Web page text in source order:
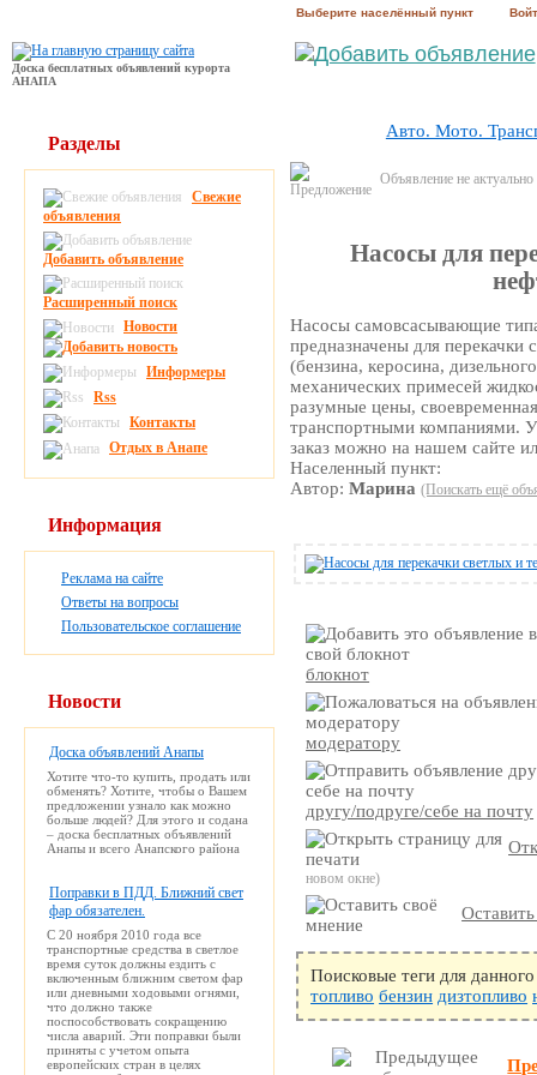
Выберите населённый пункт
Доска бесплатных объявлений курорта
АНАПА
Авто. Мото.
Объявление не
Насосы для
Насосы самовсасывающие
предназначены для
(бензина, керосина,
механических примесей
разумные цены,
транспортными компаниями.
заказ можно на нашем сайте
Населенный пункт:
Автор:Марина (Поискать ещё
блокнот
модератору
другу/подруге/себе на почту
новом окне)
Поисковые теги для
топливо бензин дизтопливо
Разделы
Свежие
объявления
Добавить объявление
Расширенный поиск
Новости
Информеры
Rss
Контакты
Отдых в Анапе
Информация
Реклама на сайте
Ответы на вопросы
Пользовательское соглашение
Новости
Доска объявлений Анапы
Хотите что-то купить, продать или
обменять? Хотите, чтобы о Вашем
предложении узнало как можно
больше людей? Для этого и содана
– доска бесплатных объявлений
Анапы и всего Анапского района
Поправки в ПДД. Ближний свет
фар обязателен.
С 20 ноября 2010 года все
транспортные средства в светлое
время суток должны ездить с
включенным ближним светом фар
или дневными ходовыми огнями,
что должно также
поспособствовать сокращению
числа аварий. Эти поправки были
приняты с учетом опыта
европейских стран в целях